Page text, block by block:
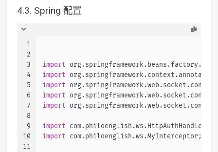
4.3. Spring 配置
1
2
3
4
5
6
7
8
9
10
11
import
import
import
import
import
import com.philoenglish.ws.HttpAuthHandler;
import com.philoenglish.ws.MyInterceptor;